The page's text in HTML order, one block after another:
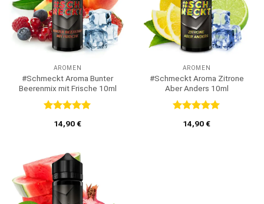
AROMEN
#Schmeckt Aroma Bunter
Beerenmix mit Frische 10ml
mit5von
14,90€
AROMEN
#Schmeckt Aroma Zitrone
Aber Anders 10ml
mit5von
14,90€